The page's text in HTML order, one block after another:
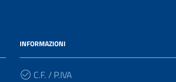
INFORMAZIONI
C.F. / P.IVA